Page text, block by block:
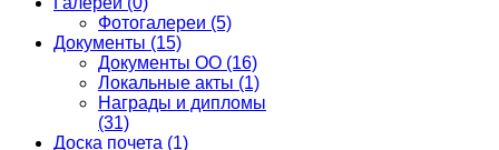
Фотогалереи (5)
Документы (15)
Документы ОО (16)
Локальные акты (1)
Награды и дипломы
(31)
Доска почета (1)